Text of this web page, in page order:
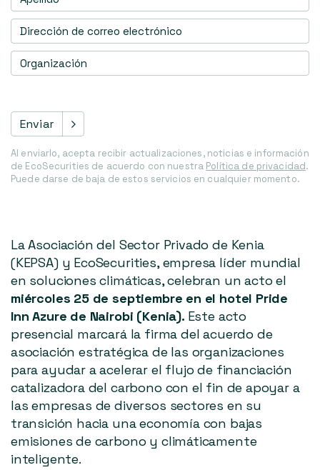
La Asociación del Sector Privado de Kenia
(KEPSA) y EcoSecurities, empresa líder mundial
en soluciones climáticas, celebran un acto el
miércoles 25 de septiembre en el hotel Pride
Inn Azure de Nairobi (Kenia). Este acto
presencial marcará la firma del acuerdo de
asociación estratégica de las organizaciones
para ayudar a acelerar el flujo de financiación
catalizadora del carbono con el fin de apoyar a
las empresas de diversos sectores en su
transición hacia una economía con bajas
emisiones de carbono y climáticamente
inteligente.
Dirección
de
correo
electrónico(Obligatorio)
Organización(Obligatorio)
Al enviarlo, acepta recibir actualizaciones, noticias e información
de EcoSecurities de acuerdo con nuestra Política de privacidad.
Puede darse de baja de estos servicios en cualquier momento.
kenya/